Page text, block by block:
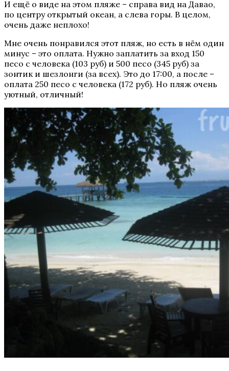
И ещё о виде на этом пляже – справа вид на Давао,
по центру открытый океан, а слева горы. В целом,
очень даже неплохо!
Мне очень понравился этот пляж, но есть в нём один
минус – это оплата. Нужно заплатить за вход 150
песо с человека (103 руб) и 500 песо (345 руб) за
зонтик и шезлонги (за всех). Это до 17:00, а после –
оплата 250 песо с человека (172 руб). Но пляж очень
уютный, отличный!